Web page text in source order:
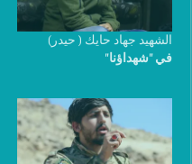
الشهيد جهاد حايك ( حيدر)
في "شهداؤنا"